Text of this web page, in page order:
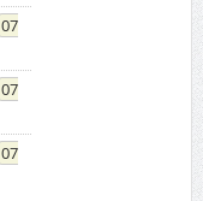
07
07
07